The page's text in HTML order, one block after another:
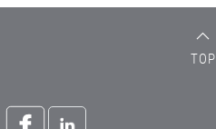
TOP